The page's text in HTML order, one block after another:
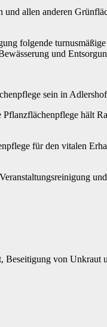
allen anderen
folgende
und
sein in
hält
für den vitalen
Beseitigung von Unkraut